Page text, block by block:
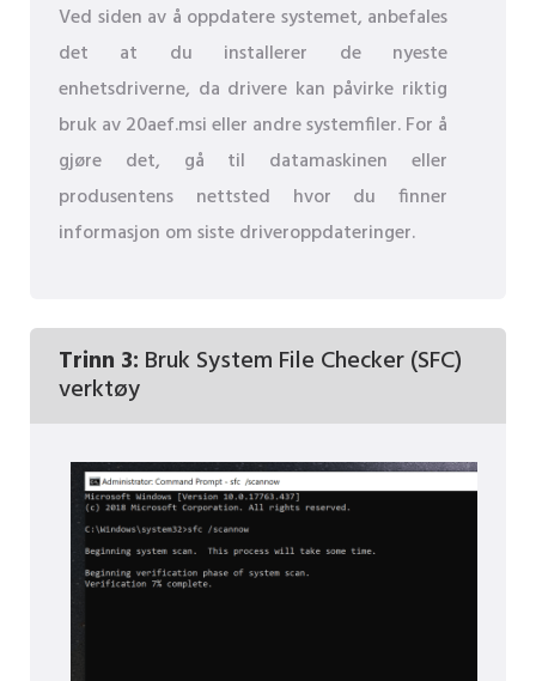
Ved siden av å oppdatere systemet, anbefales
det at du installerer de nyeste
enhetsdriverne, da drivere kan påvirke riktig
bruk av 20aef.msi eller andre systemfiler. For å
gjøre det, gå til datamaskinen eller
produsentens nettsted hvor du finner
informasjon om siste driveroppdateringer.
Trinn 3: Bruk System File Checker (SFC)
verktøy